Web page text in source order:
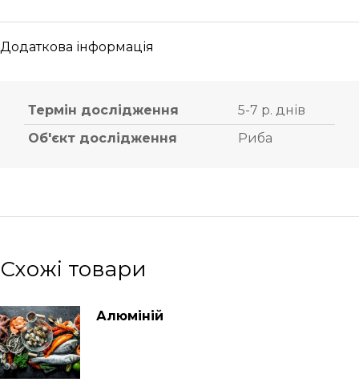
Додаткова інформація
Термін дослідження
5-7 р. днів
Об'єкт дослідження
Риба
Схожі товари
Алюміній